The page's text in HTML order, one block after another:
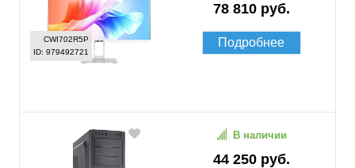
CWI702R5P
ID: 979492721
78 810 руб.
Подробнее
44 250 руб.
В наличии